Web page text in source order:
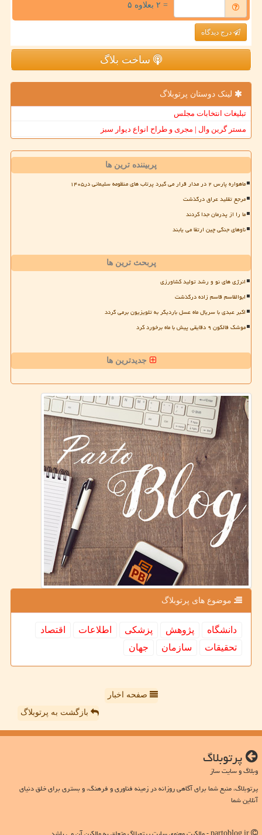
= ۲ بعلاوه ۵
درج دیدگاه
ساخت بلاگ
لینک دوستان پرتوبلاگ
تبلیغات انتخابات مجلس
مستر گرین وال | مجری و طراح انواع دیوار سبز
پربیننده ترین ها
ماهواره پارس ۲ در مدار قرار می گیرد پرتاب های منظومه سلیمانی در۱۴۰۵
مرجع تقلید عراق درگذشت
ما را از پدرمان جدا کردند
ناوهای جنگی چین ارتقا می یابند
پربحث ترین ها
انرژی های نو و رشد تولید کشاورزی
ابوالقاسم قاسم زاده درگذشت
اکبر عبدی با سریال ماه عسل باردیگر به تلویزیون برمی گردد
موشک فالکون ۹ دقایقی پیش با ماه برخورد کرد
جدیدترین ها
موضوع های پرتوبلاگ
دانشگاه پژوهش پزشكی اطلاعات
اقتصاد
تحقیقات
سازمان جهان
صفحه اخبار
بازگشت به پرتوبلاگ
پرتوبلاگ
وبلاگ و سایت ساز
پرتوبلاگ، منبع شما برای آگاهی روزانه در زمینه فناوری و فرهنگ، و بستری برای خلق دنیای
آنلاین شما